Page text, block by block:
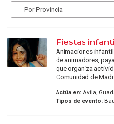
Fiestas
Animaciones
de animadores,
que organiza
Comunidad de
Actúa en:Avila,
Tipos de evento: